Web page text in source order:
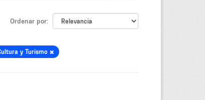
Ordenar por
y Turismo